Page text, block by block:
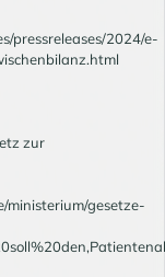
pressreleases/2024/e-
zur
ministerium/gesetze-